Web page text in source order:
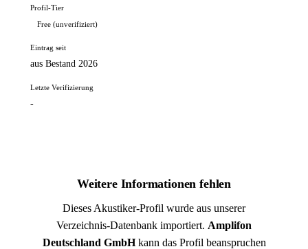
Profil-Tier
Free (unverifiziert)
Eintrag seit
aus Bestand 2026
Letzte Verifizierung
-
Weitere Informationen fehlen
Dieses Akustiker-Profil wurde aus unserer
Verzeichnis-Datenbank importiert. Amplifon
Deutschland GmbHkann das Profil beanspruchen